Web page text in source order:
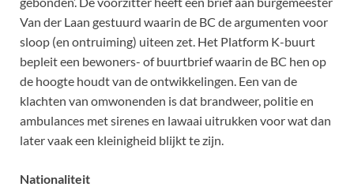
Van der Laan gestuurd waarin de BC de argumenten voor
sloop (en ontruiming) uiteen zet. Het Platform K-buurt
bepleit een bewoners- of buurtbrief waarin de BC hen op
de hoogte houdt van de ontwikkelingen. Een van de
klachten van omwonenden is dat brandweer, politie en
ambulances met sirenes en lawaai uitrukken voor wat dan
later vaak een kleinigheid blijkt te zijn.
Nationaliteit